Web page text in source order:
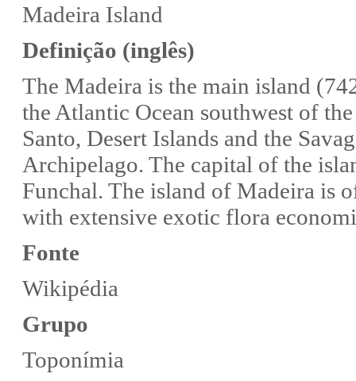
Madeira Island
Definição (inglês)
The Madeira is the main island
the Atlantic Ocean southwest of
Santo, Desert Islands and the
Archipelago. The capital of the
Funchal. The island of Madeira is
with extensive exotic flora
Fonte
Wikipédia
Grupo
Toponímia